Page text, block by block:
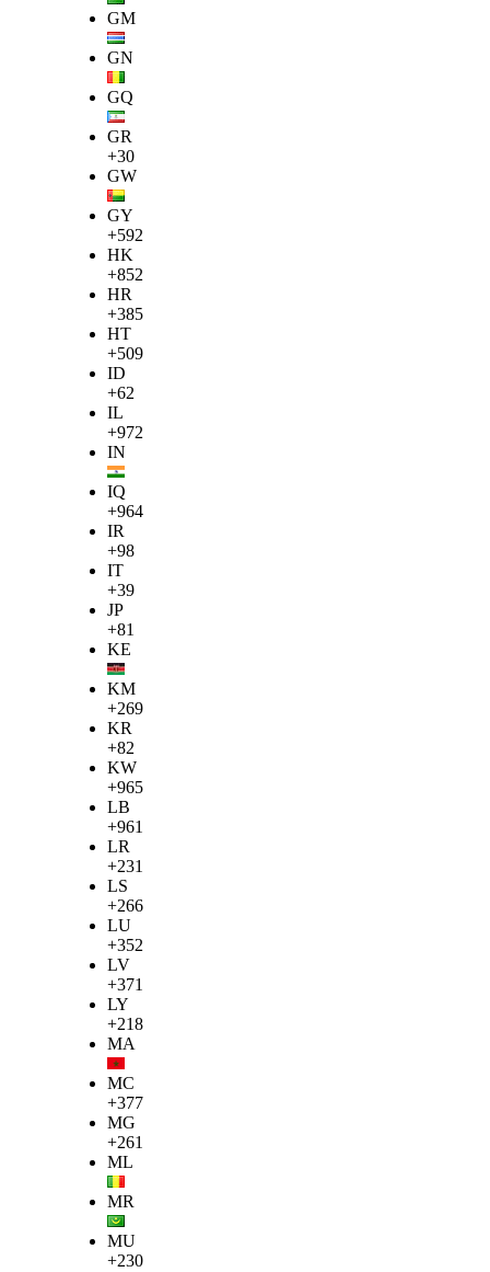
GM
GN
GQ
GR
+30
GW
GY
+592
HK
+852
HR
+385
HT
+509
ID
+62
IL
+972
IN
IQ
+964
IR
+98
IT
+39
JP
+81
KE
KM
+269
KR
+82
KW
+965
LB
+961
LR
+231
LS
+266
LU
+352
LV
+371
LY
+218
MA
MC
+377
MG
+261
ML
MR
MU
+230